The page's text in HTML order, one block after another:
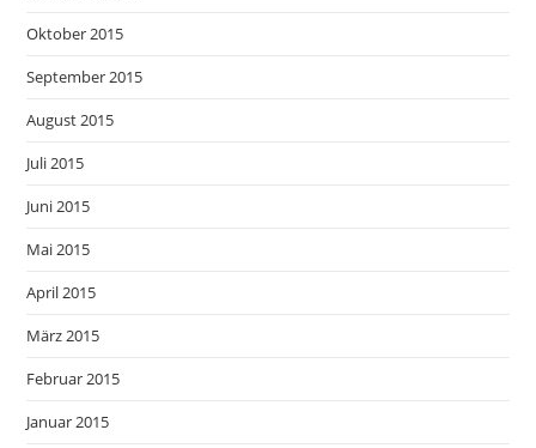
Oktober 2015
September 2015
August 2015
Juli 2015
Juni 2015
Mai 2015
April 2015
März 2015
Februar 2015
Januar 2015